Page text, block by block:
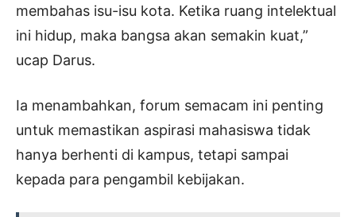
membahas isu-isu kota. Ketika ruang intelektual
ini hidup, maka bangsa akan semakin kuat,”
ucap Darus.
Ia menambahkan, forum semacam ini penting
untuk memastikan aspirasi mahasiswa tidak
hanya berhenti di kampus, tetapi sampai
kepada para pengambil kebijakan.